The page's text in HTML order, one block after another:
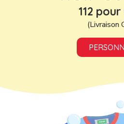
112
(Livraison